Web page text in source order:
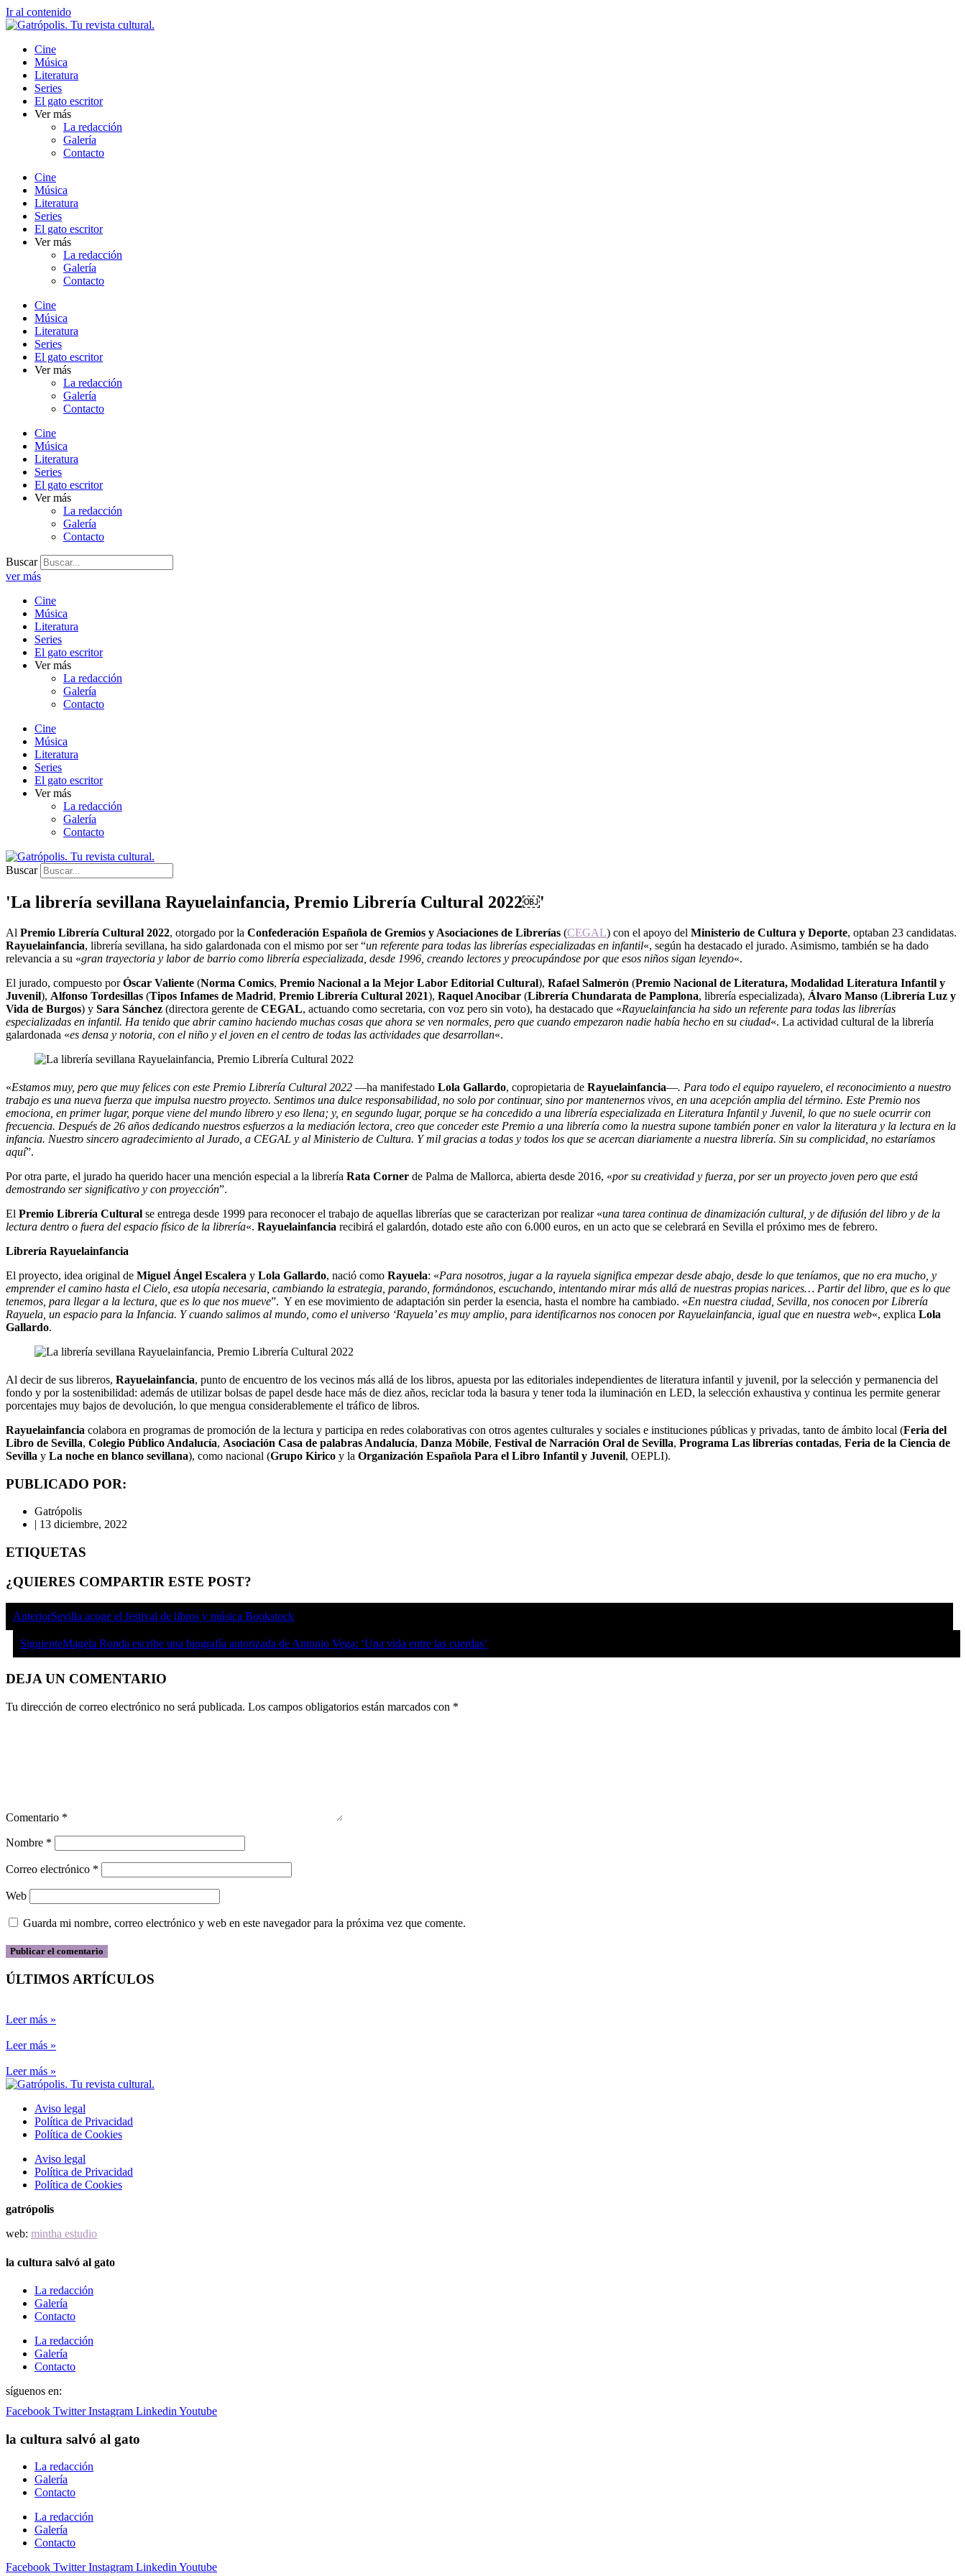
Ir al contenido
Cine
Música
Literatura
Series
El gato escritor
Ver más
La redacción
Galería
Contacto
Cine
Música
Literatura
Series
El gato escritor
Ver más
La redacción
Galería
Contacto
Cine
Música
Literatura
Series
El gato escritor
Ver más
La redacción
Galería
Contacto
Cine
Música
Literatura
Series
El gato escritor
Ver más
La redacción
Galería
Contacto
Buscar
ver más
Cine
Música
Literatura
Series
El gato escritor
Ver más
La redacción
Galería
Contacto
Cine
Música
Literatura
Series
El gato escritor
Ver más
La redacción
Galería
Contacto
Buscar
'La librería sevillana Rayuelainfancia, Premio Librería Cultural 2022￼'
Al Premio Librería Cultural 2022, otorgado por la Confederación Española de Gremios y Asociaciones de Librerías (CEGAL) con el apoyo del Ministerio de Cultura y Deporte, optaban 23 candidatas.
Rayuelainfancia, librería sevillana, ha sido galardonada con el mismo por ser “un referente para todas las librerías especializadas en infantil«, según ha destacado el jurado. Asimismo, también se ha dado
relevancia a su «gran trayectoria y labor de barrio como librería especializada, desde 1996, creando lectores y preocupándose por que esos niños sigan leyendo«.
El jurado, compuesto porÓscar Valiente (Norma Comics, Premio Nacional a la Mejor Labor Editorial Cultural), Rafael Salmerón (Premio Nacional de Literatura, Modalidad Literatura Infantil y
Juvenil), Alfonso Tordesillas (Tipos Infames de Madrid, Premio Librería Cultural 2021), Raquel Anocibar (Librería Chundarata de Pamplona, librería especializada), Álvaro Manso (Librería Luz y
Vida de Burgos) y Sara Sánchez (directora gerente de CEGAL, actuando como secretaria, con voz pero sin voto), ha destacado que «Rayuelainfancia ha sido un referente para todas las librerías
especializadas en infantil. Ha tenido que abrir camino haciendo muchas cosas que ahora se ven normales, pero que cuando empezaron nadie había hecho en su ciudad«. La actividad cultural de la librería
galardonada «es densa y notoria, con el niño y el joven en el centro de todas las actividades que desarrollan«.
«Estamos muy, pero que muy felices con este Premio Librería Cultural 2022 —ha manifestado Lola Gallardo, copropietaria de Rayuelainfancia—. Para todo el equipo rayuelero, el reconocimiento a nuestro
trabajo es una nueva fuerza que impulsa nuestro proyecto. Sentimos una dulce responsabilidad, no solo por continuar, sino por mantenernos vivos, en una acepción amplia del término. Este Premio nos
emociona, en primer lugar, porque viene del mundo librero y eso llena; y, en segundo lugar, porque se ha concedido a una librería especializada en Literatura Infantil y Juvenil, lo que no suele ocurrir con
frecuencia. Después de 26 años dedicando nuestros esfuerzos a la mediación lectora, creo que conceder este Premio a una librería como la nuestra supone también poner en valor la literatura y la lectura en la
infancia. Nuestro sincero agradecimiento al Jurado, a CEGAL y al Ministerio de Cultura. Y mil gracias a todas y todos los que se acercan diariamente a nuestra librería. Sin su complicidad, no estaríamos
aquí”.
Por otra parte, el jurado ha querido hacer una mención especial a la librería Rata Corner de Palma de Mallorca, abierta desde 2016, «por su creatividad y fuerza, por ser un proyecto joven pero que está
demostrando ser significativo y con proyección”.
El Premio Librería Cultural se entrega desde 1999 para reconocer el trabajo de aquellas librerías que se caracterizan por realizar «una tarea continua de dinamización cultural, y de difusión del libro y de la
lectura dentro o fuera del espacio físico de la librería«. Rayuelainfancia recibirá el galardón, dotado este año con 6.000 euros, en un acto que se celebrará en Sevilla el próximo mes de febrero.
Librería Rayuelainfancia
El proyecto, idea original de Miguel Ángel Escalera y Lola Gallardo, nació como Rayuela: «Para nosotros, jugar a la rayuela significa empezar desde abajo, desde lo que teníamos, que no era mucho, y
emprender el camino hasta el Cielo, esa utopía necesaria, cambiando la estrategia, parando, formándonos, escuchando, intentando mirar más allá de nuestras propias narices… Partir del libro, que es lo que
tenemos, para llegar a la lectura, que es lo que nos mueve”. Y en ese movimiento de adaptación sin perder la esencia, hasta el nombre ha cambiado. «En nuestra ciudad, Sevilla, nos conocen por Librería
Rayuela, un espacio para la Infancia. Y cuando salimos al mundo, como el universo ‘Rayuela’ es muy amplio, para identificarnos nos conocen por Rayuelainfancia, igual que en nuestra web«, explica Lola
Gallardo.
Al decir de sus libreros, Rayuelainfancia, punto de encuentro de los vecinos más allá de los libros, apuesta por las editoriales independientes de literatura infantil y juvenil, por la selección y permanencia del
fondo y por la sostenibilidad: además de utilizar bolsas de papel desde hace más de diez años, reciclar toda la basura y tener toda la iluminación en LED, la selección exhaustiva y continua les permite generar
porcentajes muy bajos de devolución, lo que mengua considerablemente el tráfico de libros.
Rayuelainfancia colabora en programas de promoción de la lectura y participa en redes colaborativas con otros agentes culturales y sociales e instituciones públicas y privadas, tanto de ámbito local (Feria del
Libro de Sevilla, Colegio Público Andalucía, Asociación Casa de palabras Andalucía, Danza Móbile, Festival de Narración Oral de Sevilla, Programa Las librerías contadas, Feria de la Ciencia de
Sevilla y La noche en blanco sevillana), como nacional (Grupo Kirico y la Organización Española Para el Libro Infantil y Juvenil, OEPLI).
PUBLICADO POR:
Gatrópolis
| 13 diciembre, 2022
ETIQUETAS
¿QUIERES COMPARTIR ESTE POST?
AnteriorSevilla acoge el festival de libros y música Bookstock
SiguienteMagela Ronda escribe una biografía autorizada de Antonio Vega: ‘Una vida entre las cuerdas’
DEJA UN COMENTARIO
Tu dirección de correo electrónico no será publicada. Los campos obligatorios están marcados con *
Comentario *
Nombre *
Correo electrónico *
Web
Guarda mi nombre, correo electrónico y web en este navegador para la próxima vez que comente.
ÚLTIMOS ARTÍCULOS
Leer más »
Leer más »
Leer más »
Aviso legal
Política de Privacidad
Política de Cookies
Aviso legal
Política de Privacidad
Política de Cookies
gatrópolis
web: mintha estudio
la cultura salvó al gato
La redacción
Galería
Contacto
La redacción
Galería
Contacto
síguenos en:
Facebook Twitter Instagram Linkedin Youtube
la cultura salvó al gato
La redacción
Galería
Contacto
La redacción
Galería
Contacto
Facebook Twitter Instagram Linkedin Youtube